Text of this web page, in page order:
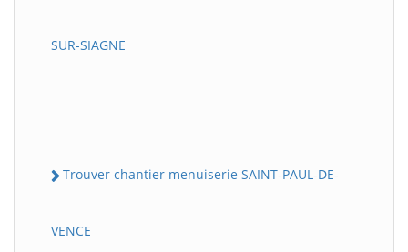
SUR-SIAGNE
Trouver chantier menuiserie SAINT-PAUL-DE-
VENCE